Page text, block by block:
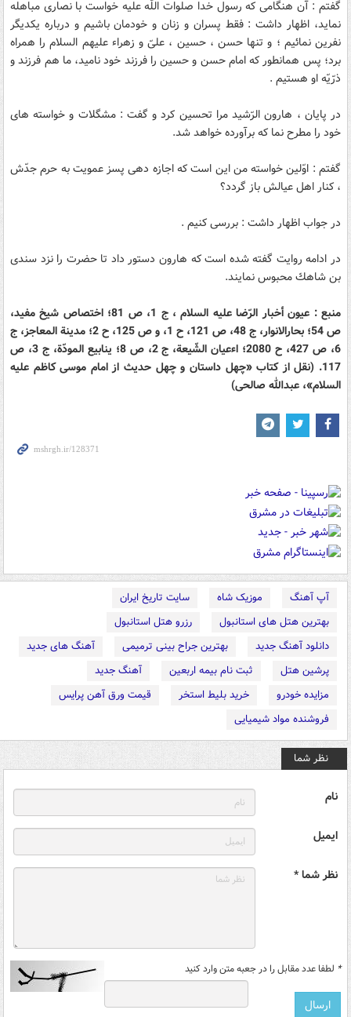
گفتم : آن هنگامى كه رسول خدا صلوات اللّه علیه خواست با نصارى مباهله
نماید، اظهار داشت : فقط پسران و زنان و خودمان باشیم و درباره یكدیگر
نفرین نمائیم ؛ و تنها حسن ، حسین ، علىّ و زهراء علیهم السلام را همراه
برد؛ پس همانطور كه امام حسن و حسین را فرزند خود نامید، ما هم فرزند و
ذرّیّه او هستیم .
در پایان ، هارون الرّشید مرا تحسین كرد و گفت : مشگلات و خواسته هاى
خود را مطرح نما كه برآورده خواهد شد.
گفتم : اوّلین خواسته من این است كه اجازه دهى پسز عمویت به حرم جدّش
، كنار اهل عیالش باز گردد؟
در جواب اظهار داشت : بررسى كنیم .
در ادامه روایت گفته شده است كه هارون دستور داد تا حضرت را نزد سندى
بن شاهك محبوس نمایند.
منبع : عیون أخبار الرّضا علیه السلام ، ج 1، ص 81؛ اختصاص شیخ مفید،
ص 54؛ بحارالانوار، ج 48، ص 121، ح 1، و ص 125، ح 2؛ مدینة المعاجز، ج
6، ص 427، ح 2080؛ اءعیان الشّیعة، ج 2، ص 8؛ ینابیع المودّة، ج 3، ص
117. (نقل از کتاب «چهل داستان و چهل حدیث از امام موسی کاظم علیه
السلام»، عبدالله صالحی)
آپ آهنگ موزیک شاه
سایت تاریخ ایران
بهترین هتل های استانبول
رزرو هتل استانبول
دانلود آهنگ جدید
بهترین جراح بینی ترمیمی
آهنگ های جدید
پرشین هتل
ثبت نام بیمه اربعین
آهنگ جدید
مزایده خودرو
خرید بلیط استخر
قیمت ورق آهن پرایس
فروشنده مواد شیمیایی
نظر شما
نام
ایمیل
نظر شما *
* لطفا عدد مقابل را در جعبه متن وارد کنید